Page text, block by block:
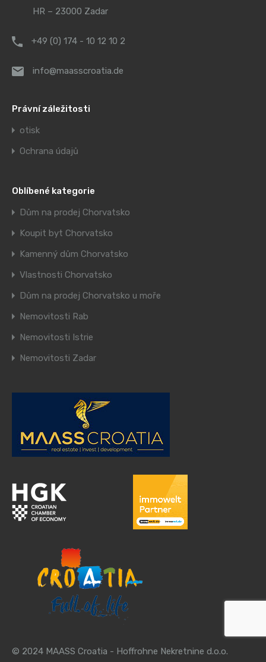
HR – 23000 Zadar
+49 (0) 174 - 10 12 10 2
info@maasscroatia.de
Právní záležitosti
otisk
Ochrana údajů
Oblíbené kategorie
Dům na prodej Chorvatsko
Koupit byt Chorvatsko
Kamenný dům Chorvatsko
Vlastnosti Chorvatsko
Dům na prodej Chorvatsko u moře
Nemovitosti Rab
Nemovitosti Istrie
Nemovitosti Zadar
© 2024 MAASS Croatia - Hoffrohne Nekretnine d.o.o.